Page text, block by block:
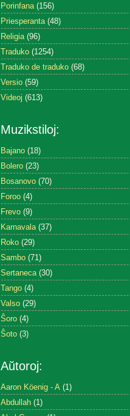
Porinfana (156)
Priesperanta (48)
Religia (96)
Traduko (1254)
Traduko de traduko (68)
Versio (59)
Videoj (613)
Muzikstiloj:
Bajano (18)
Bolero (23)
Bosanovo (70)
Foroo (4)
Frevo (9)
Karnavala (37)
Roko (29)
Sambo (71)
Sertaneca (30)
Tango (4)
Valso (29)
Ŝoro (4)
Ŝoto (3)
Aŭtoroj:
Aaron Köenig - A (1)
Abdullah (1)